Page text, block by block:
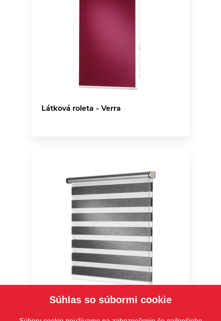
Látková roleta - Verra
Verra Metal
Súhlas so súbormi cookie